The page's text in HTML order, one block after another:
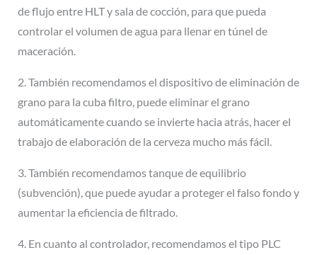
de flujo entre HLT y sala de cocción, para que pueda
controlar el volumen de agua para llenar en túnel de
maceración.
2. También recomendamos el dispositivo de eliminación de
grano para la cuba filtro, puede eliminar el grano
automáticamente cuando se invierte hacia atrás, hacer el
trabajo de elaboración de la cerveza mucho más fácil.
3. También recomendamos tanque de equilibrio
(subvención), que puede ayudar a proteger el falso fondo y
aumentar la eficiencia de filtrado.
4. En cuanto al controlador, recomendamos el tipo PLC